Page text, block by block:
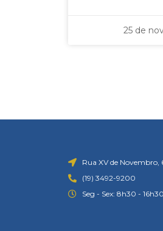
25 de
Rua XV de Novembro,
(19) 3492-9200
Seg - Sex: 8h30 - 16h30